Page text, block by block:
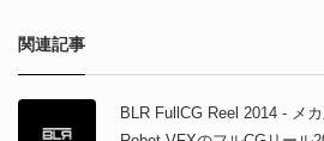
関連記事
BLR FullCG Reel 2014 - メ